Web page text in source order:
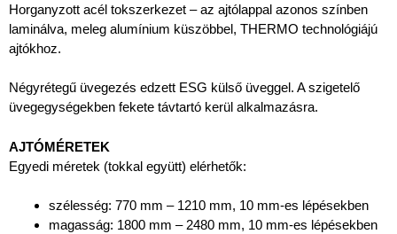
Horganyzott acél tokszerkezet – az ajtólappal azonos színben
laminálva, meleg alumínium küszöbbel, THERMO technológiájú
ajtókhoz.
Négyrétegű üvegezés edzett ESG külső üveggel. A szigetelő
üvegegységekben fekete távtartó kerül alkalmazásra.
AJTÓMÉRETEK
Egyedi méretek (tokkal együtt) elérhetők:
szélesség: 770 mm – 1210 mm, 10 mm-es lépésekben
magasság: 1800 mm – 2480 mm, 10 mm-es lépésekben